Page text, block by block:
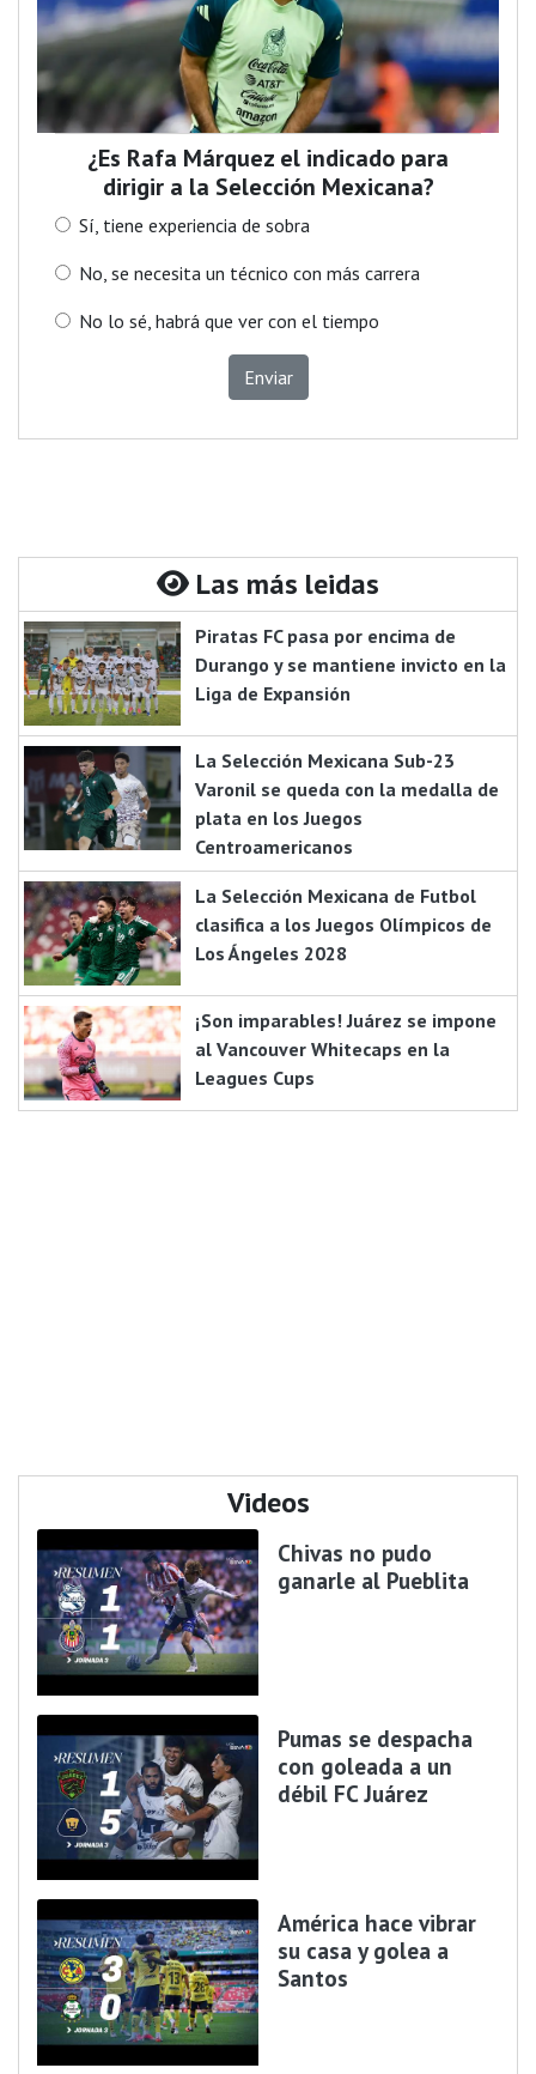
¿Es Rafa Márquez el indicado para
dirigir a la Selección Mexicana?
Sí, tiene experiencia de sobra
No, se necesita un técnico con más carrera
No lo sé, habrá que ver con el tiempo
Enviar
Las más leidas
Piratas FC pasa por encima de
Durango y se mantiene invicto en la
Liga de Expansión
La Selección Mexicana Sub-23
Varonil se queda con la medalla de
plata en los Juegos
Centroamericanos
La Selección Mexicana de Futbol
clasifica a los Juegos Olímpicos de
Los Ángeles 2028
¡Son imparables! Juárez se impone
al Vancouver Whitecaps en la
Leagues Cups
Videos
Chivas no pudo
ganarle al Pueblita
Pumas se despacha
con goleada a un
débil FC Juárez
América hace vibrar
su casa y golea a
Santos